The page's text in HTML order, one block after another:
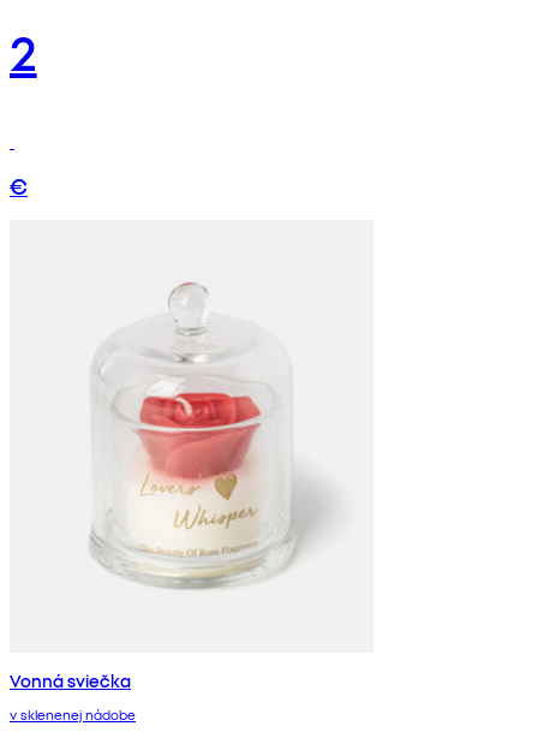
2
€
Vonná sviečka
v sklenenej nádobe